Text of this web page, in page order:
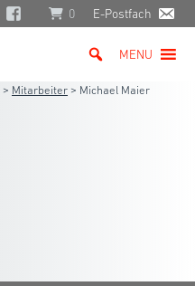
0 E-Postfach
MENU
> Mitarbeiter > Michael Maier